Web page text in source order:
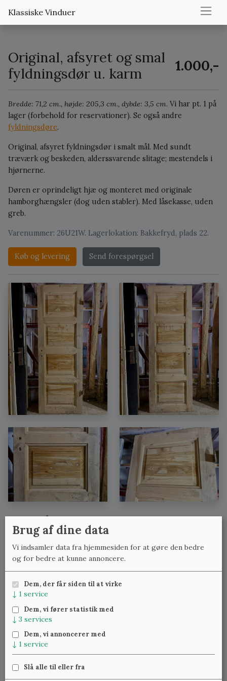
Klassiske Vinduer
Original, afsyret og smal
fyldningsdør u. karm
1.000,-
Bredde: 71,2 cm., højde: 205,3 cm., dybde: 3,5 cm. Vi har pt. 1 på
lager (forbehold for reservationer). Se også andre
fyldningsdøre.
Original, afsyret fyldningsdør i smalt mål. Med sundt
træværk og beskeden, alderssvarende slitage; mestendels i
hjørnerne.
Døren er oprindeligt hjæ og monteret med originale
hamborghængsler (dog uden stabler). Med låsekasse, uden
greb.
Varenummer: 26U21W. Lagerlokation: Bakkefryd, plads 22.
Køb og levering Send forespørgsel
Se også:
Fyldningsdøre med lignende mål
Fyldningsdøre med lignende bredde
Fyldningsdøre med lignende højde
nye varer.
Brug af dine data
Vi indsamler data fra hjemmesiden for at gøre den bedre
og for bedre at kunne annoncere.
Dem, der får siden til at virke
↓ 1 service
Dem, vi fører statistik med
↓ 3 services
Dem, vi annoncerer med
↓ 1 service
Slå alle til eller fra